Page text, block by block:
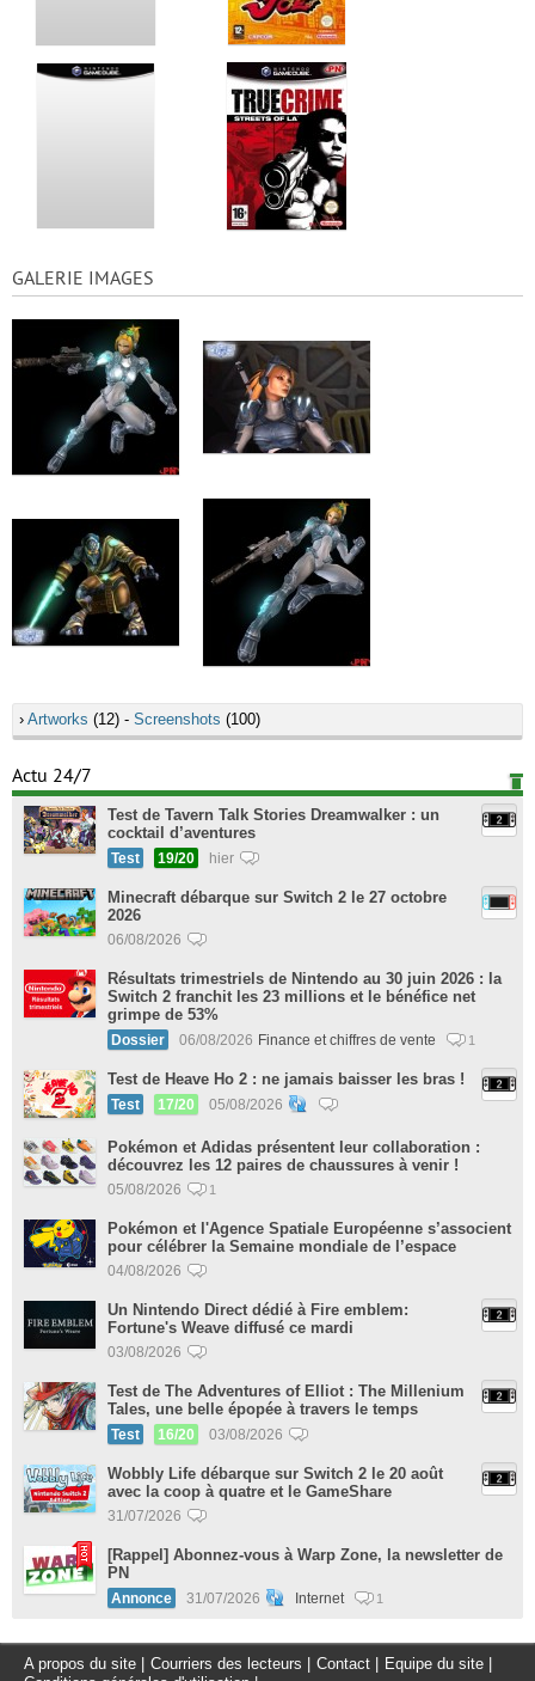
GALERIE IMAGES
› Artworks (12) - Screenshots (100)
Actu 24/7
Test de Tavern Talk Stories Dreamwalker : un
cocktail d’aventures
Test 19/20 hier
Minecraft débarque sur Switch 2 le 27 octobre
2026
06/08/2026
Résultats trimestriels de Nintendo au 30 juin 2026 : la
Switch 2 franchit les 23 millions et le bénéfice net
grimpe de 53%
Dossier 06/08/2026 Finance et chiffres de vente 1
Test de Heave Ho 2 : ne jamais baisser les bras !
Test 17/20 05/08/2026
Pokémon et Adidas présentent leur collaboration :
découvrez les 12 paires de chaussures à venir !
05/08/2026 1
Pokémon et l'Agence Spatiale Européenne s’associent
pour célébrer la Semaine mondiale de l’espace
04/08/2026
Un Nintendo Direct dédié à Fire emblem:
Fortune's Weave diffusé ce mardi
03/08/2026
Test de The Adventures of Elliot : The Millenium
Tales, une belle épopée à travers le temps
Test 16/20 03/08/2026
Wobbly Life débarque sur Switch 2 le 20 août
avec la coop à quatre et le GameShare
31/07/2026
[Rappel] Abonnez-vous à Warp Zone, la newsletter de
PN
Annonce 31/07/2026 Internet 1
A propos du site Courriers des lecteurs Contact Equipe du site